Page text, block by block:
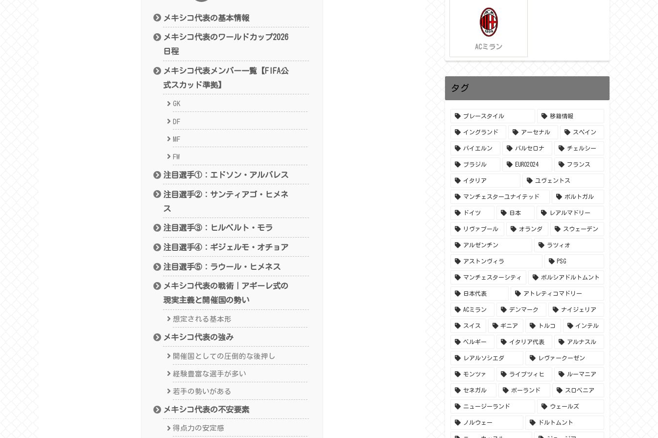
メキシコ代表の基本情報
メキシコ代表のワールドカップ2026
日程
メキシコ代表メンバー一覧【FIFA公
式スカッド準拠】
GK
DF
MF
FW
注目選手①：エドソン・アルバレス
注目選手②：サンティアゴ・ヒメネ
ス
注目選手③：ヒルベルト・モラ
注目選手④：ギジェルモ・オチョア
注目選手⑤：ラウール・ヒメネス
メキシコ代表の戦術｜アギーレ式の
現実主義と開催国の勢い
想定される基本形
メキシコ代表の強み
開催国としての圧倒的な後押し
経験豊富な選手が多い
若手の勢いがある
メキシコ代表の不安要素
得点力の安定感
ACミラン
タグ
プレースタイル 移籍情報
イングランド アーセナル スペイン
バイエルン バルセロナ チェルシー
ブラジル EURO2024 フランス
イタリア ユヴェントス
マンチェスターユナイテッド ポルトガル
ドイツ 日本 レアルマドリー
リヴァプール オランダ スウェーデン
アルゼンチン ラツィオ
アストンヴィラ PSG
マンチェスターシティ ボルシアドルトムント
日本代表 アトレティコマドリー
ACミラン デンマーク ナイジェリア
スイス ギニア トルコ インテル
ベルギー イタリア代表 アルナスル
レアルソシエダ レヴァークーゼン
モンツァ ライプツィヒ ルーマニア
セネガル ポーランド スロベニア
ニュージーランド ウェールズ
ノルウェー ドルトムント